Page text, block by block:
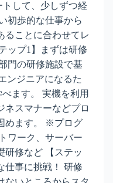
トして、少しずつ経
初歩的な仕事から
ることに合わせてレ
ップ1】まずは研修
門の研修施設で基
ンジニアになるた
ます。 実機を利用
ネスマナーなどプロ
めます。 ※プログ
ワーク、サーバー
研修など 【ステッ
仕事に挑戦！ 研修